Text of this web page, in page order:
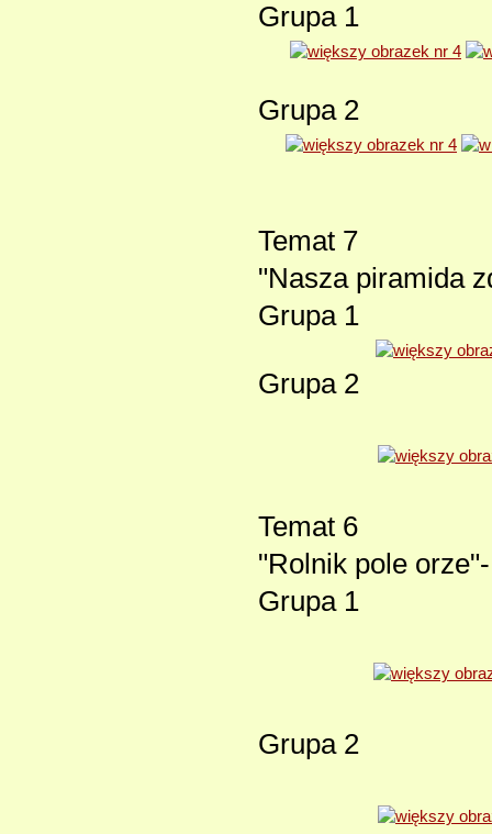
Grupa 1
Grupa 2
Temat 7
"Nasza piramida
Grupa 1
Grupa 2
Temat 6
"Rolnik pole
Grupa 1
Grupa 2